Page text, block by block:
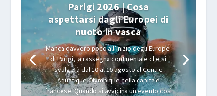
Parigi 2026 | Cosa
aspettarsi dagli Europei di
nuoto in vasca
Manca davvero poco all’inizio degli Europei
di Parigi, la rassegna continentale che si
svolgerà dal 10 al 16 agosto al Centre
Aquatique Olympique della capitale
francese. Quando si avvicina un evento così